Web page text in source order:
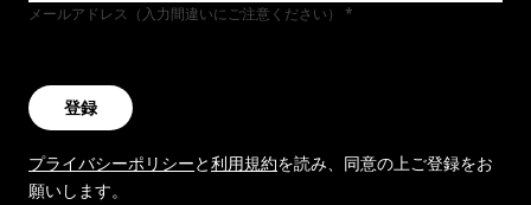
メールアドレス（入力間違いにご注意ください）
登録
プライバシーポリシーと利用規約を読み、同意の上ご登録をお
願いします。